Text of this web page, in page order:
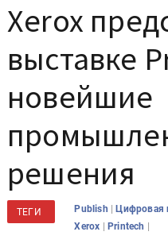
Xerox
выставке
новейшие
решения
ТЕГИ Publish |Цифровая
Xerox | Printech |